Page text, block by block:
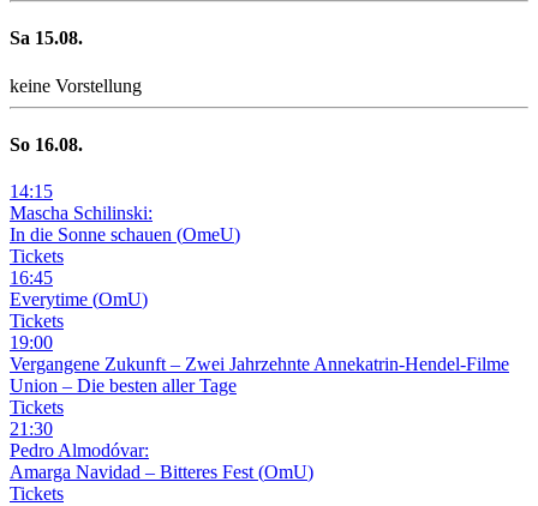
Sa 15.08.
keine Vorstellung
So 16.08.
14:15
Mascha Schilinski:
In die Sonne schauen (OmeU)
Tickets
16:45
Everytime (OmU)
Tickets
19:00
Vergangene Zukunft – Zwei Jahrzehnte Annekatrin-Hendel-Filme
Union – Die besten aller Tage
Tickets
21 :30
Pedro Almodóvar:
Amarga Navidad – Bitteres Fest (OmU)
Tickets